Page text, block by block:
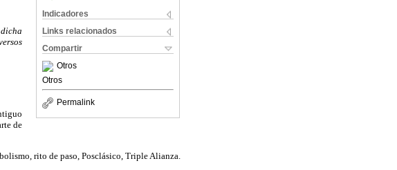
Indicadores
Links relacionados
Compartir
Otros
Otros
Permalink
de
rito de paso, Posclásico, Triple Alianza.